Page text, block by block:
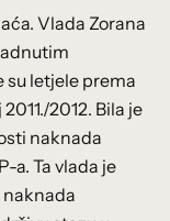
Vlada Zorana
letjele prema
2012. Bila je
naknada
a. Ta vlada je